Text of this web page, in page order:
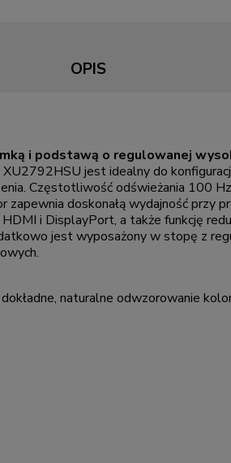
OPIS
i podstawą o regulowanej
jest idealny do
Częstotliwość odświeżania 100
doskonałą wydajność
i DisplayPort, a także funkcję
jest wyposażony w stopę z
naturalne odwzorowanie